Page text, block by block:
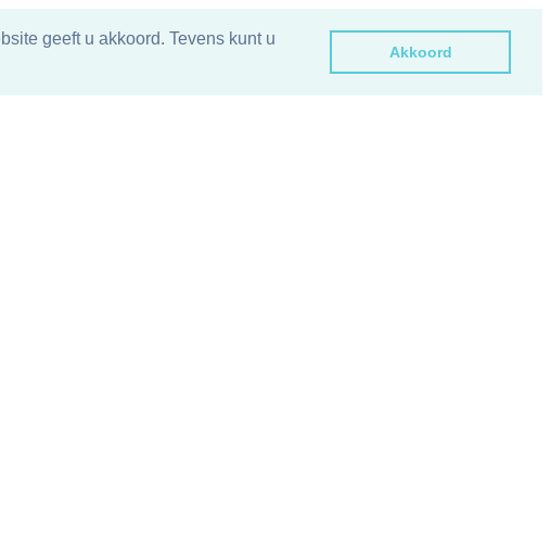
geeft u akkoord. Tevens kunt u
Akkoord